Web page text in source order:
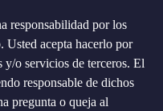
responsabilidad por los
Usted acepta hacerlo por
y/o servicios de terceros. El
responsable de dichos
pregunta o queja al